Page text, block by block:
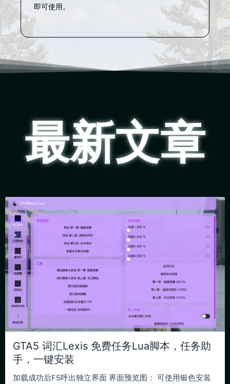
即可使用。
最新文章
GTA5 词汇Lexis 免费任务Lua脚本，任务助
手，一键安装
加载成功后F5呼出独立界面 界面预览图： 可使用银色安装